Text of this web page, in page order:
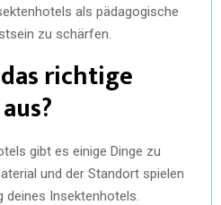
als pädagogische
zu schärfen.
richtige
gibt es einige Dinge zu
und der Standort spielen
deines Insektenhotels.